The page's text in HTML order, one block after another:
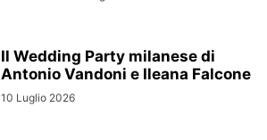
Il Wedding Party milanese di
Antonio Vandoni e Ileana Falcone
10 Luglio 2026